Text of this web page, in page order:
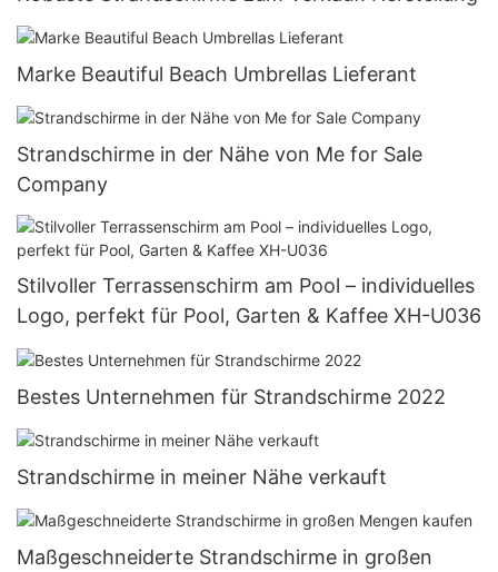
Marke Beautiful Beach Umbrellas Lieferant
Strandschirme in der Nähe von Me for Sale
Company
Stilvoller Terrassenschirm am Pool – individuelles
Logo, perfekt für Pool, Garten & Kaffee XH-U036
Bestes Unternehmen für Strandschirme 2022
Strandschirme in meiner Nähe verkauft
Maßgeschneiderte Strandschirme in großen